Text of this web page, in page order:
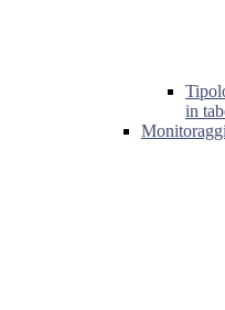
in